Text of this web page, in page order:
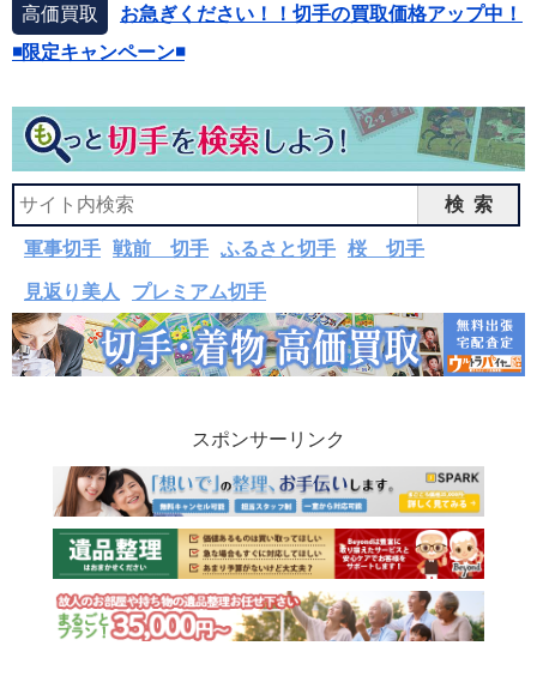
高価買取
お急ぎください！！切手の買取価格アップ中！
◾️限定キャンペーン◾️
検索
軍事切手 戦前 切手 ふるさと切手 桜 切手
見返り美人 プレミアム切手
スポンサーリンク